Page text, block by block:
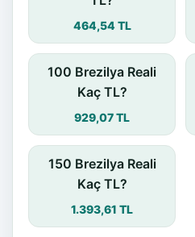
464,54 TL
100 Brezilya Reali
Kaç TL?
929,07 TL
150 Brezilya Reali
Kaç TL?
1.393,61 TL